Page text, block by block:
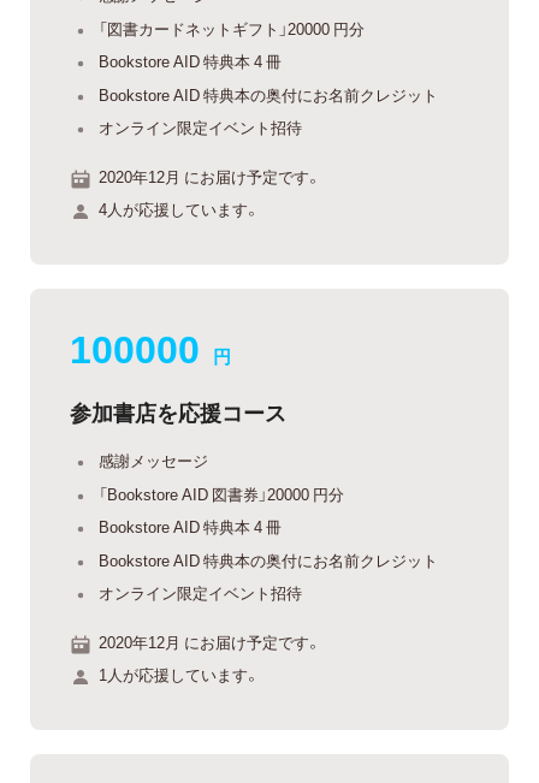
「図書カードネットギフト」20000 円分
Bookstore AID 特典本 4 冊
Bookstore AID 特典本の奥付にお名前クレジット
オンライン限定イベント招待
2020年12月 にお届け予定です。
4人が応援しています。
100000 円
参加書店を応援コース
感謝メッセージ
「Bookstore AID 図書券」20000 円分
Bookstore AID 特典本 4 冊
Bookstore AID 特典本の奥付にお名前クレジット
オンライン限定イベント招待
2020年12月 にお届け予定です。
1人が応援しています。